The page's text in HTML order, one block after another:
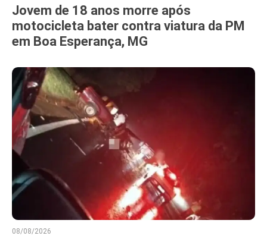
Jovem de 18 anos morre após
motocicleta bater contra viatura da PM
em Boa Esperança, MG
08/08/2026